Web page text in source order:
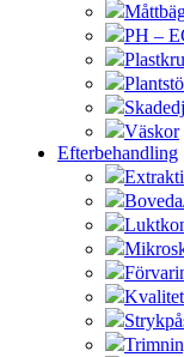
PH –
Väskor
Efterbehandling